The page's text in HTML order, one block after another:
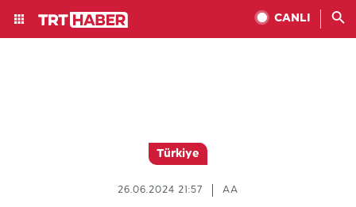
CANLI
Türkiye
AA
26.06.2024 21:57